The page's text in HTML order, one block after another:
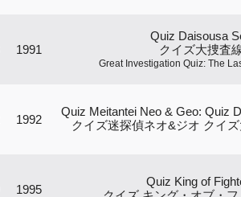
1991
Quiz Daisousa
クイズ大捜査
Great Investigation Quiz: The
1992
Quiz Meitantei Neo & Geo: Quiz
クイズ迷探偵ネオ&ジオ クイ
1995
Quiz King of